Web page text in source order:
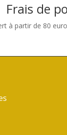
Frais de
à partir de 80